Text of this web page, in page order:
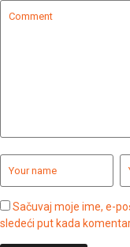
Sačuvaj moje ime, e-
sledeći put kada